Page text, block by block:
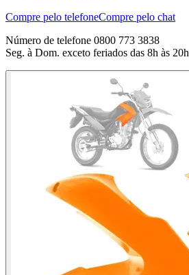
Compre pelo telefoneCompre pelo chat
Número de telefone 0800 773 3838
Seg. à Dom. exceto feriados das 8h às 20h